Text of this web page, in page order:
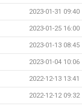
2023-01-31 09:40
2023-01-25 16:00
2023-01-13 08:45
2023-01-04 10:06
2022-12-13 13:41
2022-12-12 09:32